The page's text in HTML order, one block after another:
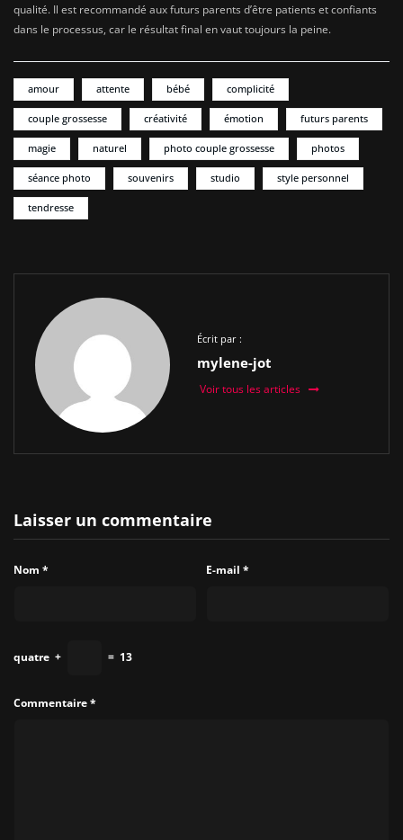
qualité. Il est recommandé aux futurs parents d’être patients et confiants
dans le processus, car le résultat final en vaut toujours la peine.
amour attente bébé complicité
couple grossesse créativité émotion futurs parents
magie naturel photo couple grossesse photos
séance photo souvenirs studio style personnel
tendresse
Écrit par :
mylene-jot
Voir tous les articles
Laisser un commentaire
Nom * E-mail *
quatre + = 13
Commentaire*